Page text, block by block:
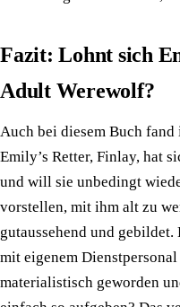
Fazit: Lohnt sich
Adult Werewolf?
Auch bei diesem Buch fand
Emily’s Retter, Finlay, hat
und will sie unbedingt
vorstellen, mit ihm alt zu
gutaussehend und
mit eigenem
materialistisch geworden